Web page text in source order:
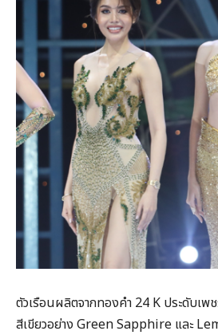
ตัวเรือนผลิตจากทองคำ 24 K ประดับ
สีเขียวอย่าง Green Sapphire และ